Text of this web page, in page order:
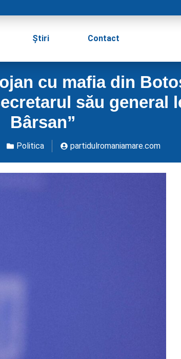
Știri Contact
cu mafia din
său general
Bârsan”
Politica partidulromaniamare.com